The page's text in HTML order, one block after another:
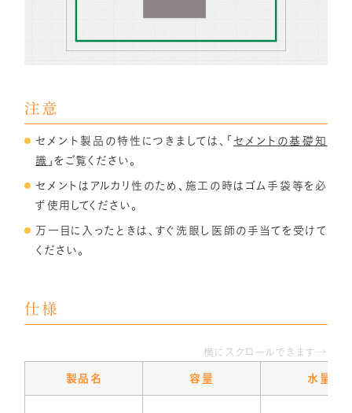
注意
セメント製品の特性につきましては、「 セメントの基礎知
識 」をご覧ください。
セメントはアルカリ性のため、施工の時はゴム手袋等を必
ず使用してください。
万一目に入ったときは、すぐ洗眼し医師の手当てを受けて
ください。
仕様
横にスクロールできます→
製品名 容量 水量